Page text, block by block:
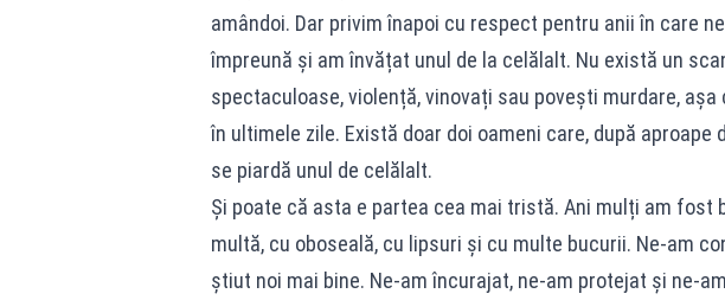
amândoi. Dar privim înapoi cu respect pentru anii în care
împreună și am învățat unul de la celălalt. Nu există un
spectaculoase, violență, vinovați sau povești murdare,
în ultimele zile. Există doar doi oameni care, după aproape
se piardă unul de celălalt.
Și poate că asta e partea cea mai tristă. Ani mulți am fost
multă, cu oboseală, cu lipsuri și cu multe bucurii. Ne-am
știut noi mai bine. Ne-am încurajat, ne-am protejat și ne-